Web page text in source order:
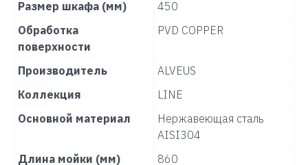
Размер шкафа (мм)
450
Обработка
поверхности
PVD COPPER
Производитель
ALVEUS
Коллекция
LINE
Основной материал
Нержавеющая сталь
AISI304
Длина мойки (мм)
860